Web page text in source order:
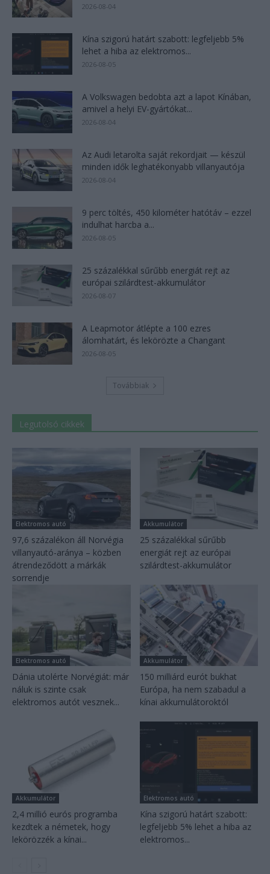
2026-08-04
Kína szigorú határt szabott: legfeljebb 5%
lehet a hiba az elektromos...
2026-08-05
A Volkswagen bedobta azt a lapot Kínában,
amivel a helyi EV-gyártókat...
2026-08-04
Az Audi letarolta saját rekordjait — készül
minden idők leghatékonyabb villanyautója
2026-08-04
9 perc töltés, 450 kilométer hatótáv – ezzel
indulhat harcba a...
2026-08-05
25 százalékkal sűrűbb energiát rejt az
európai szilárdtest-akkumulátor
2026-08-07
A Leapmotor átlépte a 100 ezres
álomhatárt, és lekörözte a Changant
2026-08-05
Továbbiak
Legutolsó cikkek
Elektromos autó
97,6 százalékon áll Norvégia
villanyautó-aránya – közben
átrendeződött a márkák
sorrendje
Akkumulátor
25 százalékkal sűrűbb
energiát rejt az európai
szilárdtest-akkumulátor
Elektromos autó
Dánia utolérte Norvégiát: már
náluk is szinte csak
elektromos autót vesznek...
Akkumulátor
150 milliárd eurót bukhat
Európa, ha nem szabadul a
kínai akkumulátoroktól
Akkumulátor
2,4 millió eurós programba
kezdtek a németek, hogy
lekörözzék a kínai...
Elektromos autó
Kína szigorú határt szabott:
legfeljebb 5% lehet a hiba az
elektromos...